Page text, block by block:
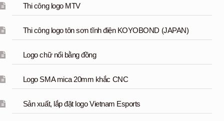
Thi công logo MTV
Thi công logo tôn sơn tĩnh điện KOYOBOND (JAPAN)
Logo chữ nổi bằng đồng
Logo SMA mica 20mm khắc CNC
Sản xuất, lắp đặt logo Vietnam Esports